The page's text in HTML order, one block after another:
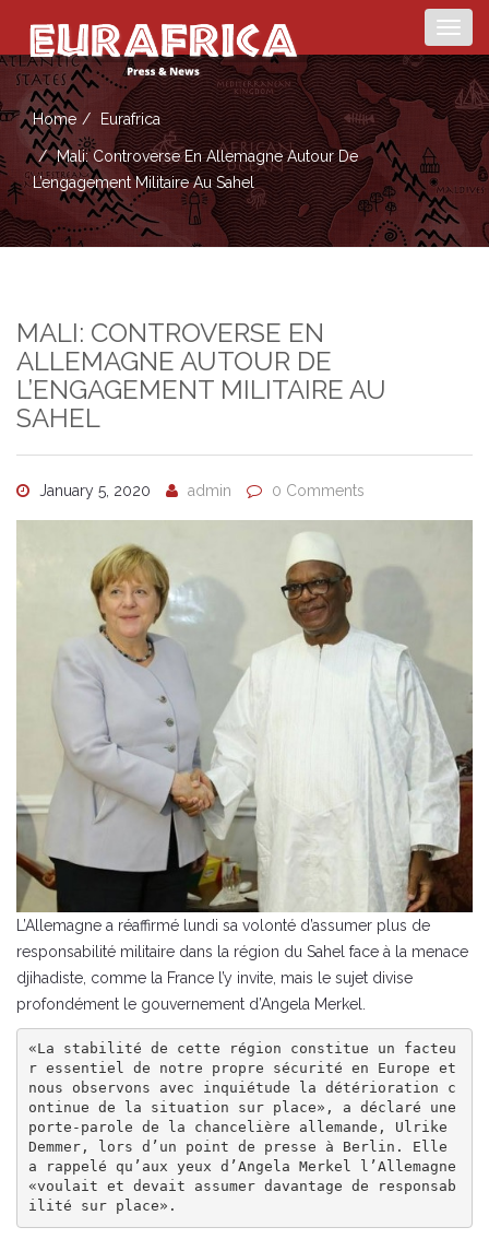
Home Eurafrica
Mali: Controverse En Allemagne Autour De
L’engagement Militaire Au Sahel
MALI: CONTROVERSE EN
ALLEMAGNE AUTOUR DE
L’ENGAGEMENT MILITAIRE AU
SAHEL
January 5, 2020 admin 0 Comments
L’Allemagne a réaffirmé lundi sa volonté d’assumer plus de
responsabilité militaire dans la région du Sahel face à la menace
djihadiste, comme la France l’y invite, mais le sujet divise
profondément le gouvernement d’Angela Merkel.
«La stabilité de cette région constitue un facteu
r essentiel de notre propre sécurité en Europe et
nous observons avec inquiétude la détérioration c
ontinue de la situation sur place», a déclaré une
porte-parole de la chancelière allemande, Ulrike
Demmer, lors d’un point de presse à Berlin. Elle
a rappelé qu’aux yeux d’Angela Merkel l’Allemagne
«voulait et devait assumer davantage de responsab
ilité sur place».